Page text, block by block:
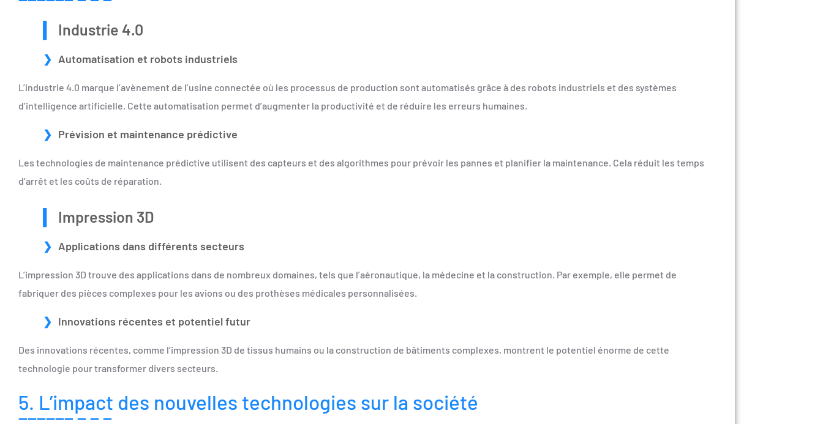
Industrie 4.0
Automatisation et robots industriels
L’industrie 4.0 marque l’avènement de l’usine connectée où les processus de production sont automatisés grâce à des robots industriels et des systèmes
d’intelligence artificielle. Cette automatisation permet d’augmenter la productivité et de réduire les erreurs humaines.
Prévision et maintenance prédictive
Les technologies de maintenance prédictive utilisent des capteurs et des algorithmes pour prévoir les pannes et planifier la maintenance. Cela réduit les temps
d’arrêt et les coûts de réparation.
Impression 3D
Applications dans différents secteurs
L’impression 3D trouve des applications dans de nombreux domaines, tels que l’aéronautique, la médecine et la construction. Par exemple, elle permet de
fabriquer des pièces complexes pour les avions ou des prothèses médicales personnalisées.
Innovations récentes et potentiel futur
Des innovations récentes, comme l’impression 3D de tissus humains ou la construction de bâtiments complexes, montrent le potentiel énorme de cette
technologie pour transformer divers secteurs.
5. L’impact des nouvelles technologies sur la société